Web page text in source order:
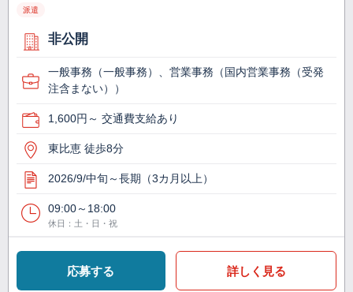
派遣
非公開
一般事務（一般事務）、営業事務（国内営業事務（受発
注含まない））
1,600円～ 交通費支給あり
東比恵 徒歩8分
2026/9/中旬～長期（3カ月以上）
09:00～18:00
休日：土・日・祝
応募する 詳しく見る